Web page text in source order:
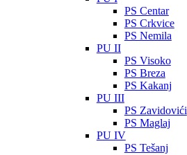
PS Centar
PS Crkvice
PS Nemila
PU II
PS Visoko
PS Breza
PS Kakanj
PU III
PS Zavidovići
PS Maglaj
PU IV
PS Tešanj